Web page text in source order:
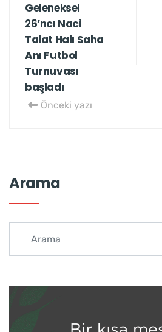
Geleneksel
26’ncı Naci
Talat Halı Saha
Anı Futbol
Turnuvası
başladı
Önceki yazı
Arama